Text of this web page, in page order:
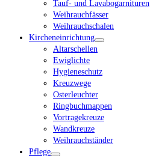
Tauf- und Lavabogarnituren
Weihrauchfässer
Weihrauchschalen
Kircheneinrichtung
Altarschellen
Ewiglichte
Hygieneschutz
Kreuzwege
Osterleuchter
Ringbuchmappen
Vortragekreuze
Wandkreuze
Weihrauchständer
Pflege